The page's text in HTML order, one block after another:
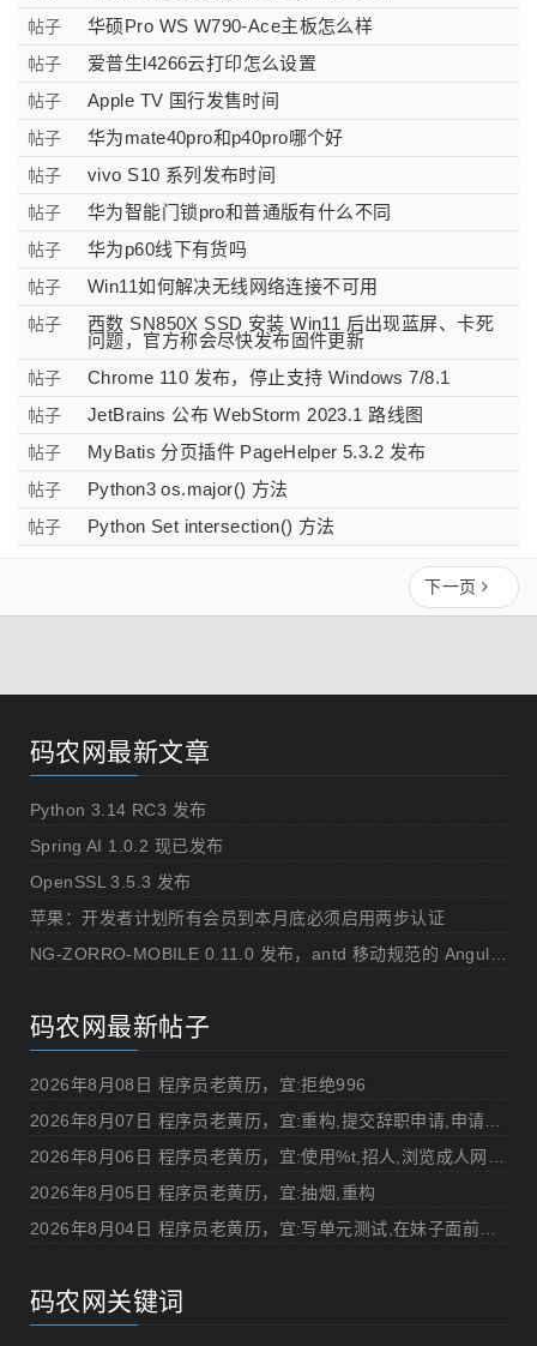
帖子 华硕Pro WS W790-Ace主板怎么样
帖子 爱普生l4266云打印怎么设置
帖子 Apple TV 国行发售时间
帖子 华为mate40pro和p40pro哪个好
帖子 vivo S10 系列发布时间
帖子 华为智能门锁pro和普通版有什么不同
帖子 华为p60线下有货吗
帖子 Win11如何解决无线网络连接不可用
帖子
西数 SN850X SSD 安装 Win11 后出现蓝屏、卡死
问题，官方称会尽快发布固件更新
帖子 Chrome 110 发布，停止支持 Windows 7/8.1
帖子 JetBrains 公布 WebStorm 2023.1 路线图
帖子 MyBatis 分页插件 PageHelper 5.3.2 发布
帖子 Python3 os.major() 方法
帖子 Python Set intersection() 方法
下一页
码农网最新文章
Python 3.14 RC3 发布
Spring AI 1.0.2 现已发布
OpenSSL 3.5.3 发布
苹果：开发者计划所有会员到本月底必须启用两步认证
码农网最新帖子
2026年8月08日 程序员老黄历，宜:拒绝996
2026年8月05日 程序员老黄历，宜:抽烟,重构
码农网关键词